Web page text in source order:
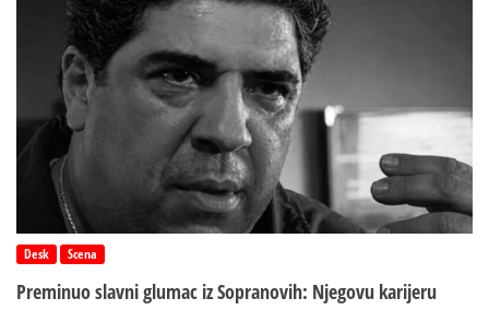
Desk Scena
Preminuo slavni glumac iz Sopranovih: Njegovu karijeru